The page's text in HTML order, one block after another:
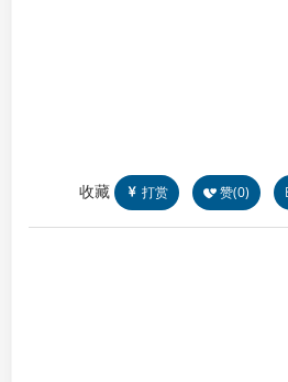
收藏 打赏 赞(0)